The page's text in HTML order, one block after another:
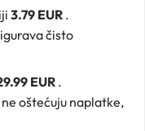
3.79 EUR .
čisto
EUR .
oštećuju naplatke,